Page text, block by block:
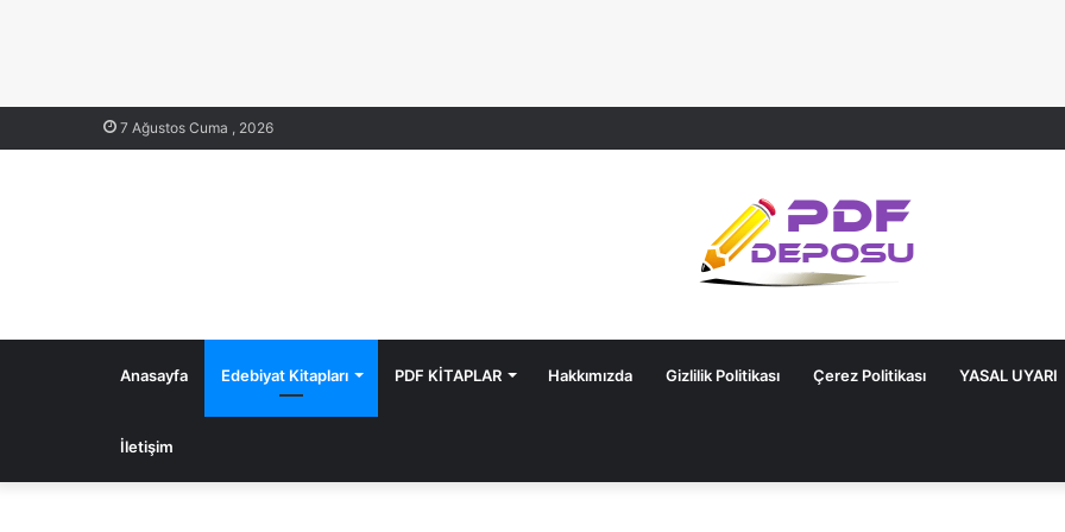
7 Ağustos Cuma , 2026
Anasayfa Edebiyat Kitapları PDF KİTAPLAR Hakkımızda Gizlilik Politikası Çerez Politikası YASAL UYARI
İletişim